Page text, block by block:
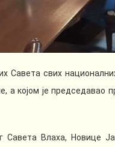
Савета свих
којом је председавао
Савета Влаха, Новице